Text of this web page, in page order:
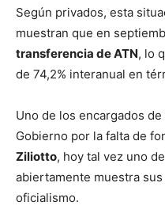
Según privados, esta
muestran que en
transferencia de ATN, lo
de 74,2% interanual en
Uno de los encargados
Gobierno por la falta de
Ziliotto, hoy tal vez uno
abiertamente muestra
oficialismo.